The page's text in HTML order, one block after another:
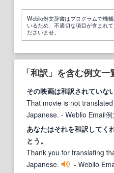
Weblio例文辞書はプログラムで機
いるため、不適切な項目が含まれ
ださいませ。
「和訳」を含む例文一
その映画は和訳されていない
That movie is not
Japanese. - Weblio Email
あなたはそれを和訳してく
とう。
Thank you for translating
Japanese.
- Weblio